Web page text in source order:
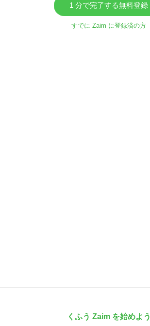
1 分で完了する無料登録
すでに Zaim に登録済の方
くふう Zaim を始めよう